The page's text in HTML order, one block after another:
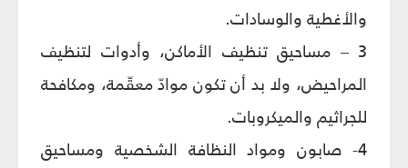
والأغطية والوسادات.
3 – مساحيق تنظيف الأماكن، وأدوات لتنظيف
المراحيض، ولا بد أن تكون موادّ معقّمة، ومكافحة
للجراثيم والميكروبات.
4- صابون ومواد النظافة الشخصية ومساحيق